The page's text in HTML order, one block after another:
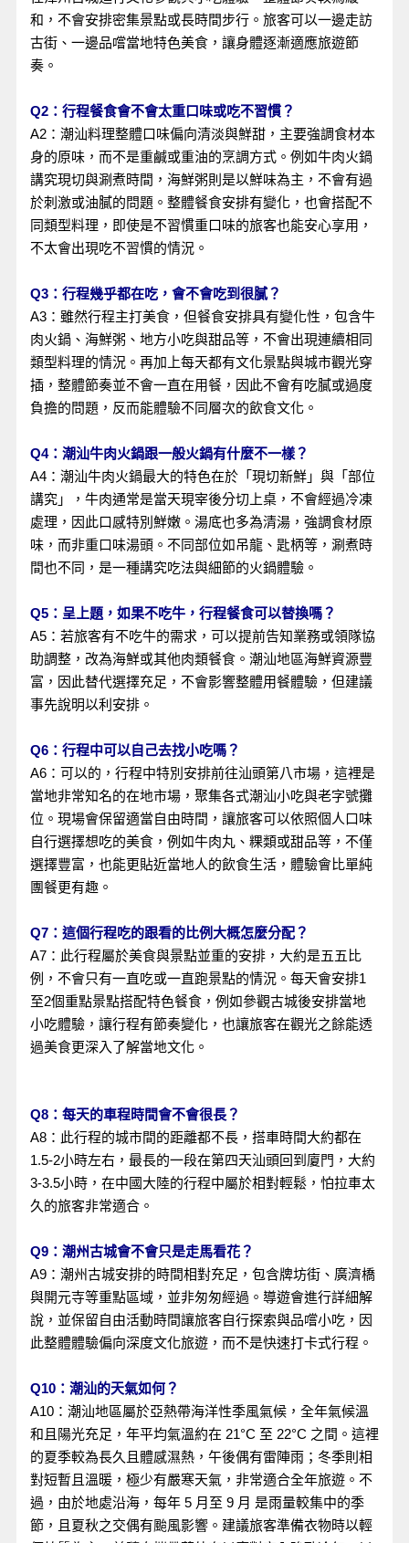
和，不會安排密集景點或長時間步行。旅客可以一邊走訪
古街、一邊品嚐當地特色美食，讓身體逐漸適應旅遊節
奏。
Q2：行程餐食會不會太重口味或吃不習慣？
A2：潮汕料理整體口味偏向清淡與鮮甜，主要強調食材本
身的原味，而不是重鹹或重油的烹調方式。例如牛肉火鍋
講究現切與涮煮時間，海鮮粥則是以鮮味為主，不會有過
於刺激或油膩的問題。整體餐食安排有變化，也會搭配不
同類型料理，即使是不習慣重口味的旅客也能安心享用，
不太會出現吃不習慣的情況。
Q3：行程幾乎都在吃，會不會吃到很膩？
A3：雖然行程主打美食，但餐食安排具有變化性，包含牛
肉火鍋、海鮮粥、地方小吃與甜品等，不會出現連續相同
類型料理的情況。再加上每天都有文化景點與城市觀光穿
插，整體節奏並不會一直在用餐，因此不會有吃膩或過度
負擔的問題，反而能體驗不同層次的飲食文化。
Q4：潮汕牛肉火鍋跟一般火鍋有什麼不一樣？
A4：潮汕牛肉火鍋最大的特色在於「現切新鮮」與「部位
講究」，牛肉通常是當天現宰後分切上桌，不會經過冷凍
處理，因此口感特別鮮嫩。湯底也多為清湯，強調食材原
味，而非重口味湯頭。不同部位如吊龍、匙柄等，涮煮時
間也不同，是一種講究吃法與細節的火鍋體驗。
Q5：呈上題，如果不吃牛，行程餐食可以替換嗎？
A5：若旅客有不吃牛的需求，可以提前告知業務或領隊協
助調整，改為海鮮或其他肉類餐食。潮汕地區海鮮資源豐
富，因此替代選擇充足，不會影響整體用餐體驗，但建議
事先說明以利安排。
Q6：行程中可以自己去找小吃嗎？
A6：可以的，行程中特別安排前往汕頭第八市場，這裡是
當地非常知名的在地市場，聚集各式潮汕小吃與老字號攤
位。現場會保留適當自由時間，讓旅客可以依照個人口味
自行選擇想吃的美食，例如牛肉丸、粿類或甜品等，不僅
選擇豐富，也能更貼近當地人的飲食生活，體驗會比單純
團餐更有趣。
Q7：這個行程吃的跟看的比例大概怎麼分配？
A7：此行程屬於美食與景點並重的安排，大約是五五比
例，不會只有一直吃或一直跑景點的情況。每天會安排1
至2個重點景點搭配特色餐食，例如參觀古城後安排當地
小吃體驗，讓行程有節奏變化，也讓旅客在觀光之餘能透
過美食更深入了解當地文化。
Q8：每天的車程時間會不會很長？
A8：此行程的城市間的距離都不長，搭車時間大約都在
1.5-2小時左右，最長的一段在第四天汕頭回到廈門，大約
3-3.5小時，在中國大陸的行程中屬於相對輕鬆，怕拉車太
久的旅客非常適合。
Q9：潮州古城會不會只是走馬看花？
A9：潮州古城安排的時間相對充足，包含牌坊街、廣濟橋
與開元寺等重點區域，並非匆匆經過。導遊會進行詳細解
說，並保留自由活動時間讓旅客自行探索與品嚐小吃，因
此整體體驗偏向深度文化旅遊，而不是快速打卡式行程。
Q10：潮汕的天氣如何？
A10：潮汕地區屬於亞熱帶海洋性季風氣候，全年氣候溫
和且陽光充足，年平均氣溫約在 21°C 至 22°C 之間。這裡
的夏季較為長久且體感濕熱，午後偶有雷陣雨；冬季則相
對短暫且溫暖，極少有嚴寒天氣，非常適合全年旅遊。不
過，由於地處沿海，每年 5 月至 9 月 是雨量較集中的季
節，且夏秋之交偶有颱風影響。建議旅客準備衣物時以輕